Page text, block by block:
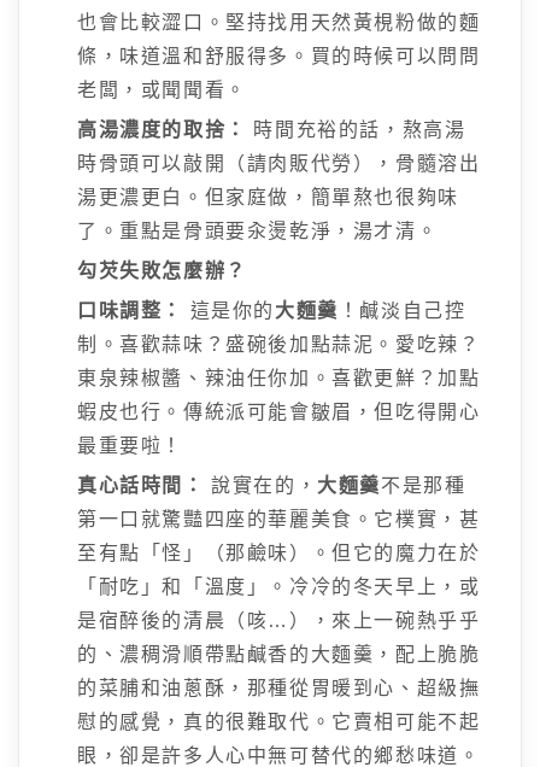
也會比較澀口。堅持找用天然黃梘粉做的麵
條，味道溫和舒服得多。買的時候可以問問
老闆，或聞聞看。
高湯濃度的取捨：
時間充裕的話，熬高湯
時骨頭可以敲開（請肉販代勞），骨髓溶出
湯更濃更白。但家庭做，簡單熬也很夠味
了。重點是骨頭要汆燙乾淨，湯才清。
勾芡失敗怎麼辦？
口味調整：
這是你的 大麵羹 ！鹹淡自己控
制。喜歡蒜味？盛碗後加點蒜泥。愛吃辣？
東泉辣椒醬、辣油任你加。喜歡更鮮？加點
蝦皮也行。傳統派可能會皺眉，但吃得開心
最重要啦！
真心話時間：
說實在的， 大麵羹不是那種
第一口就驚豔四座的華麗美食。它樸實，甚
至有點「怪」（那鹼味）。但它的魔力在於
「耐吃」和「溫度」。冷冷的冬天早上，或
是宿醉後的清晨（咳…），來上一碗熱乎乎
的、濃稠滑順帶點鹹香的大麵羹，配上脆脆
的菜脯和油蔥酥，那種從胃暖到心、超級撫
慰的感覺，真的很難取代。它賣相可能不起
眼，卻是許多人心中無可替代的鄉愁味道。